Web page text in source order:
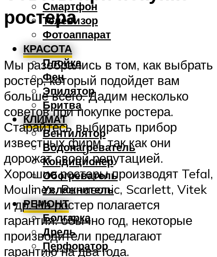
Смартфон
Телевизор
Фотоаппарат
КРАСОТА
Плойка
Фен
Эпилятор
Бритва
КЛИМАТ
Вентилятор
Водонагреватель
Кондиционер
Обогреватель
Увлажнитель
РЕМОНТ
Болгарка
Дрель
Перфоратор
ростера
Мы разобрались в том, как выбрать
ростер, который подойдет вам
больше всего. Дадим несколько
советов при покупке ростера.
Старайтесь выбирать прибор
известных фирм, так как они
дорожат своей репутацией.
Хорошие ростеры производят Tefal,
Moulinex, Panasonic, Scarlett, Vitek
и др. На ростер полагается
гарантия: обычно год, некоторые
производители предлагают
гарантию на два года.